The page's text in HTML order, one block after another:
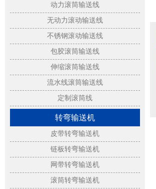
动力滚筒输送线
无动力滚动输送线
不锈钢滚动输送线
包胶滚筒输送线
伸缩滚筒输送线
流水线滚筒输送线
定制滚筒线
转弯输送机
皮带转弯输送机
链板转弯输送机
网带转弯输送机
滚筒转弯输送机